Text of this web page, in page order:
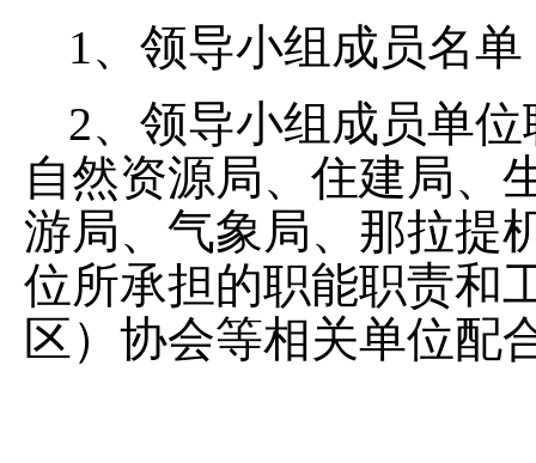
1、领导小组成员名单
2、领导小组成员单
自然资源局、住建局、
游局、气象局、那拉提
位所承担的职能职责和
区）协会等相关单位配